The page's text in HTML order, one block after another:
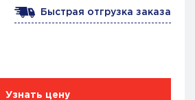
Быстрая отгрузка заказа
Узнать цену